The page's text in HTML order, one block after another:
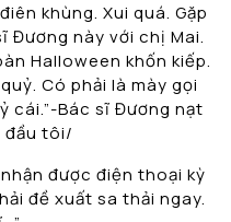
khùng. Xui quá. Gặp
Đương này với chị Mai.
Halloween khốn kiếp.
Có phải là mày gọi
cái.”-Bác sĩ Đương nạt
đầu tôi/
được điện thoại kỳ
đề xuất sa thải ngay.